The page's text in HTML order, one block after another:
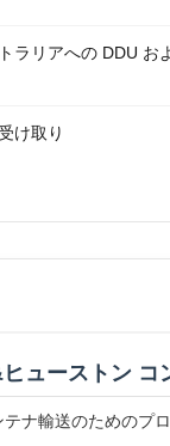
ラリアへの DDU お
け取り
ューストン コ
ナ輸送のための